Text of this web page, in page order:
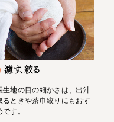
濾す、絞る
生地の目の細かさは、出汁
るときや茶巾絞りにもおす
す。